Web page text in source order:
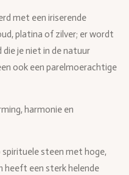
met een iriserende
platina of zilver; er wordt
die je niet in de natuur
ook een parelmoerachtige
harmonie en
spirituele steen met hoge,
heeft een sterk helende